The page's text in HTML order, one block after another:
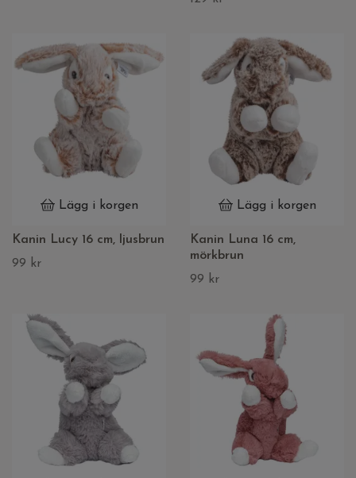
Lägg i korgen
Kanin Lucy 16 cm, ljusbrun
99 kr
Lägg i korgen
Kanin Luna 16 cm,
mörkbrun
99 kr